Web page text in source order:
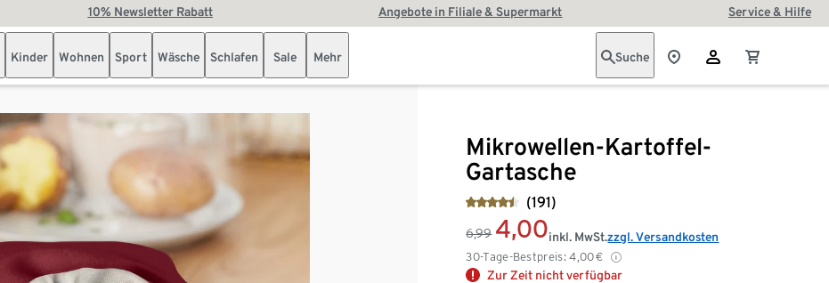
10% Newsletter Rabatt Angebote in Filiale & Supermarkt Service & Hilfe
Kinder Wohnen Sport Wäsche Schlafen Sale Mehr Suche
Mikrowellen-Kartoffel-
Gartasche
(191)
6,99 4,00
30-Tage-Bestpreis: 4,00€
inkl. MwSt.zzgl. Versandkosten
Zur Zeit nicht verfügbar